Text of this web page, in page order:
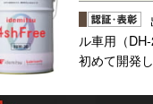
ル車用（
初めて開発